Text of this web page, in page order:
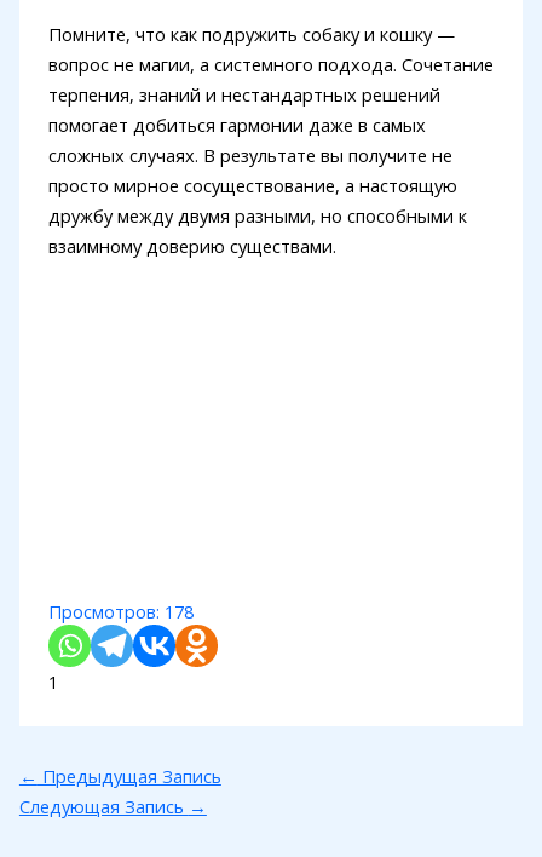
Помните, что как подружить собаку и кошку —
вопрос не магии, а системного подхода. Сочетание
терпения, знаний и нестандартных решений
помогает добиться гармонии даже в самых
сложных случаях. В результате вы получите не
просто мирное сосуществование, а настоящую
дружбу между двумя разными, но способными к
взаимному доверию существами.
Просмотров: 178
1
← Предыдущая Запись
Следующая Запись →